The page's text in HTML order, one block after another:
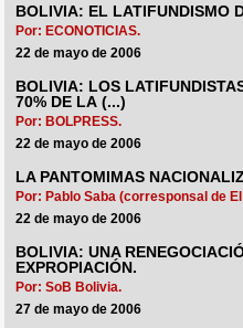
BOLIVIA: EL LATIFUNDISMO
Por: ECONOTICIAS.
22 de mayo de 2006
BOLIVIA: LOS
70% DE LA (...)
Por: BOLPRESS.
22 de mayo de 2006
LA PANTOMIMAS
Por: Pablo Saba (corresponsal de
22 de mayo de 2006
BOLIVIA: UNA
EXPROPIACIÓN.
Por: SoB Bolivia.
27 de mayo de 2006